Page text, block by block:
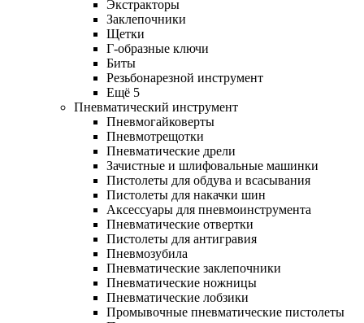
Экстракторы
Заклепочники
Щетки
Г-образные ключи
Биты
Резьбонарезной инструмент
Ещё 5
Пневматический инструмент
Пневмогайковерты
Пневмотрещотки
Пневматические дрели
Зачистные и шлифовальные машинки
Пистолеты для обдува и всасывания
Пистолеты для накачки шин
Аксессуары для пневмоинструмента
Пневматические отвертки
Пистолеты для антигравия
Пневмозубила
Пневматические заклепочники
Пневматические ножницы
Пневматические лобзики
Промывочные пневматические пистолеты